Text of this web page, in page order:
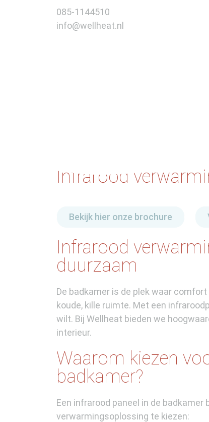
085-1144510
info@wellheat.nl
Infrarood
Bekijk hier onze brochure
Infrarood
duurzaam
De badkamer is de plek waar
koude, kille ruimte. Met een
wilt. Bij Wellheat bieden we
interieur.
Waarom kiezen
badkamer?
Een infrarood paneel in de
verwarmingsoplossing te kiezen: